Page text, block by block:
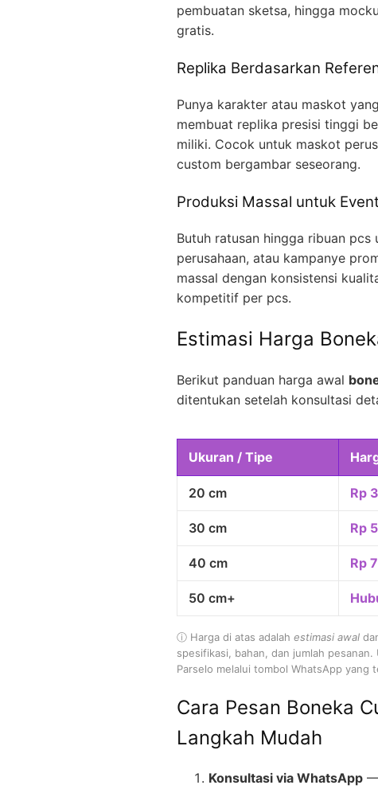
pembuatan sketsa, hingga
gratis.
Replika Berdasarkan
Punya karakter atau maskot
membuat replika presisi tinggi
miliki. Cocok untuk maskot
custom bergambar seseorang.
Produksi Massal untuk
Butuh ratusan hingga ribuan pcs
perusahaan, atau kampanye
massal dengan konsistensi
kompetitif per pcs.
Estimasi Harga
Berikut panduan harga awal
ditentukan setelah konsultasi
Ukuran / Tipe
20 cm Rp
30 cm Rp
40 cm Rp
50 cm+
ⓘ Harga di atas adalah estimasi awal
spesifikasi, bahan, dan jumlah
Parselo melalui tombol WhatsApp yang
Cara Pesan Boneka
Langkah Mudah
Konsultasi via WhatsApp —